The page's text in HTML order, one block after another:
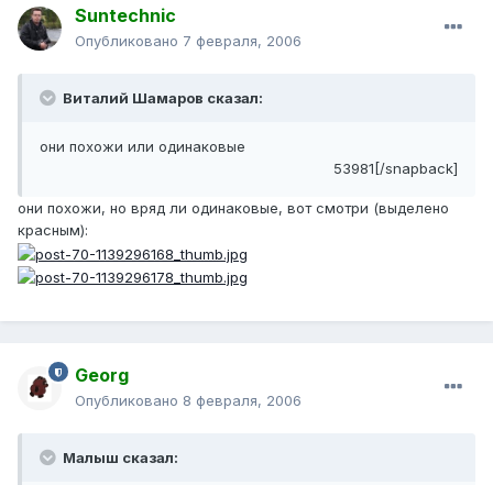
Suntechnic
Опубликовано 7 февраля, 2006
Виталий Шамаров сказал:
они похожи или одинаковые
53981[/snapback]
они похожи, но вряд ли одинаковые, вот смотри (выделено
красным):
Georg
Опубликовано 8 февраля, 2006
Малыш сказал: